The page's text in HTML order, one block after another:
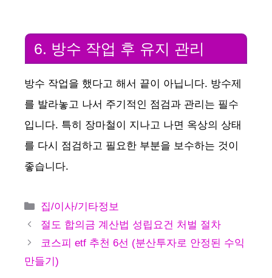
6. 방수 작업 후 유지 관리
방수 작업을 했다고 해서 끝이 아닙니다. 방수제
를 발라놓고 나서 주기적인 점검과 관리는 필수
입니다. 특히 장마철이 지나고 나면 옥상의 상태
를 다시 점검하고 필요한 부분을 보수하는 것이
좋습니다.
카
테
리
집/이사/기타정보
절도 합의금 계산법 성립요건 처벌 절차
코스피 etf 추천 6선 (분산투자로 안정된 수익
만들기)